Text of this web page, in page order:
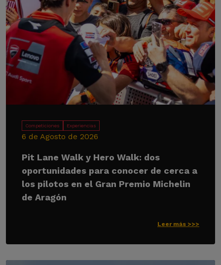
Competiciones Experiencias
6 de Agosto de 2026
Pit Lane Walk y Hero Walk: dos
oportunidades para conocer de cerca a
los pilotos en el Gran Premio Michelin
de Aragón
Leer más >>>